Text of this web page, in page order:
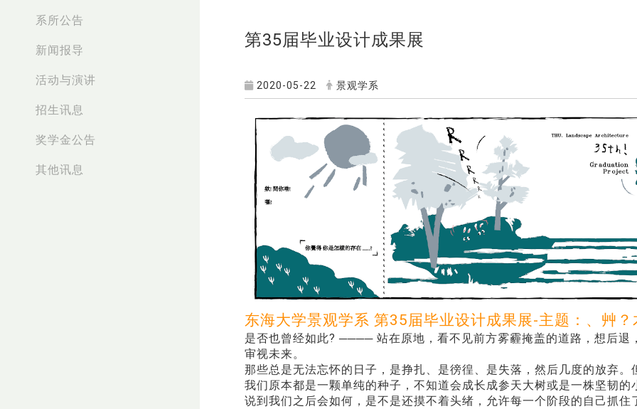
系所公告
新闻报导
活动与演讲
招生讯息
奖学金公告
其他讯息
第35届毕业设计成果展
2020-05-22 景观学系
东海大学景观学系 第35届毕业设计成果展-主题：、艸？
是否也曾经如此? ──── 站在原地，看不见前方雾霾掩盖的道路，想后退
审视未来。
那些总是无法忘怀的日子，是挣扎、是徬徨、是失落，然后几度的放弃。
我们原本都是一颗单纯的种子，不知道会成长成参天大树或是一株坚韧
说到我们之后会如何，是不是还摸不着头绪，允许每一个阶段的自己抓